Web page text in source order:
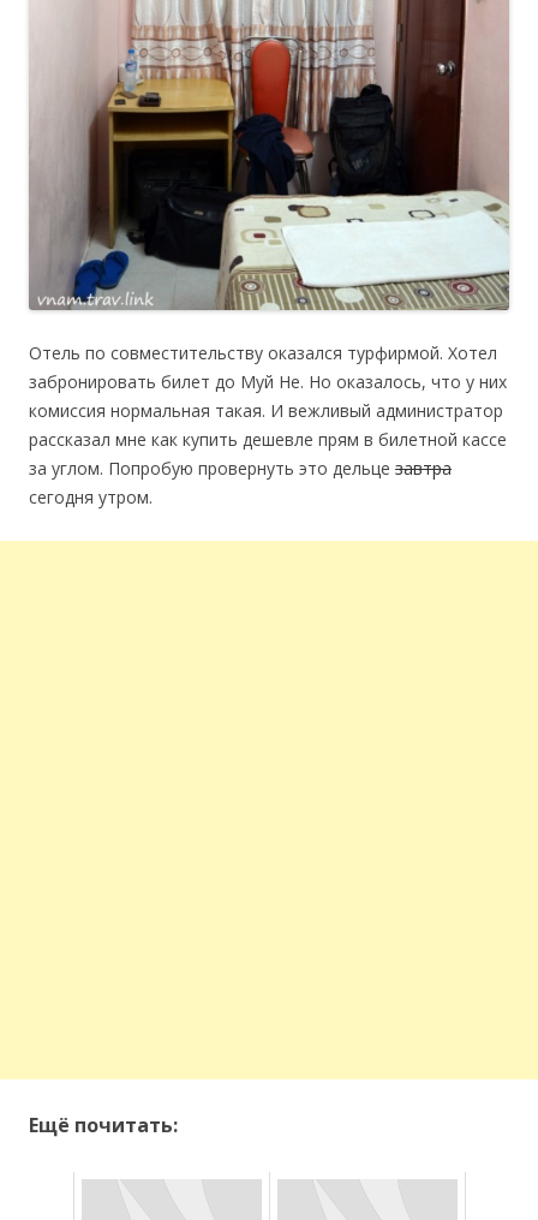
Отель по совместительству оказался турфирмой. Хотел
забронировать билет до Муй Не. Но оказалось, что у них
комиссия нормальная такая. И вежливый администратор
рассказал мне как купить дешевле прям в билетной кассе
за углом. Попробую провернуть это дельце завтра
сегодня утром.
Ещё почитать: